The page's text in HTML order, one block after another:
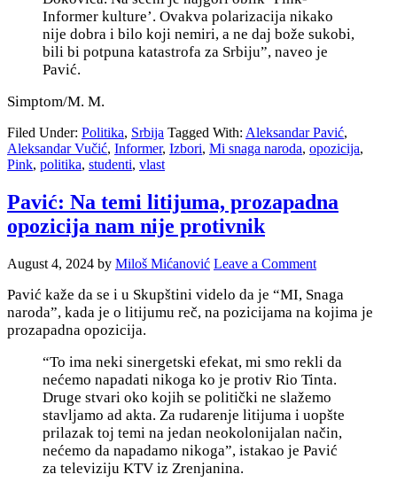
Informer kulture’. Ovakva polarizacija nikako
nije dobra i bilo koji nemiri, a ne daj bože sukobi,
bili bi potpuna katastrofa za Srbiju”, naveo je
Pavić.
Simptom/M. M.
Filed Under: Politika, Srbija Tagged With: Aleksandar Pavić,
Aleksandar Vučić, Informer, Izbori, Mi snaga naroda, opozicija,
Pink, politika, studenti, vlast
Pavić: Na temi litijuma, prozapadna
opozicija nam nije protivnik
August 4, 2024 by Miloš Mićanović Leave a Comment
Pavić kaže da se i u Skupštini videlo da je “MI, Snaga
naroda”, kada je o litijumu reč, na pozicijama na kojima je
prozapadna opozicija.
“To ima neki sinergetski efekat, mi smo rekli da
nećemo napadati nikoga ko je protiv Rio Tinta.
Druge stvari oko kojih se politički ne slažemo
stavljamo ad akta. Za rudarenje litijuma i uopšte
prilazak toj temi na jedan neokolonijalan način,
nećemo da napadamo nikoga”, istakao je Pavić
za televiziju KTV iz Zrenjanina.